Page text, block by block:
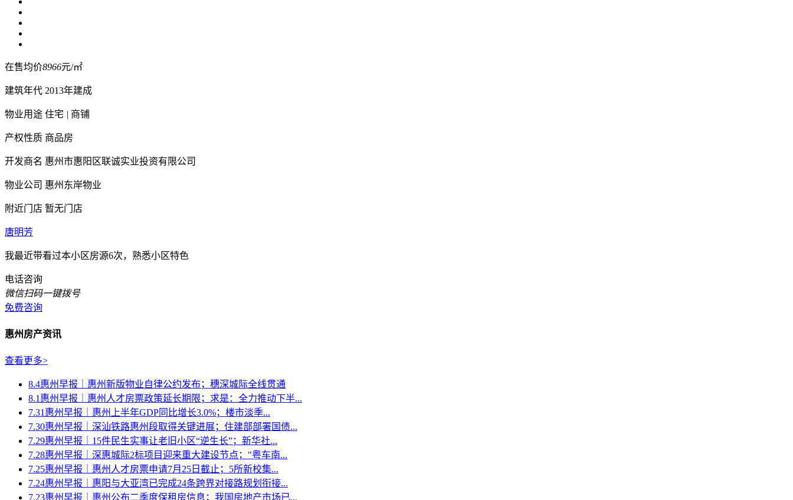
在售均价8966元/㎡
建筑年代 2013年建成
物业用途 住宅 | 商铺
产权性质 商品房
开发商名 惠州市惠阳区联诚实业投资有限公司
物业公司 惠州东岸物业
附近门店 暂无门店
唐明芳
我最近带看过本小区房源6次，熟悉小区特色
电话咨询
微信扫码一键拨号
免费咨询
惠州房产资讯
查看更多>
8.4惠州早报｜惠州新版物业自律公约发布；穗深城际全线贯通
8.1惠州早报｜惠州人才房票政策延长期限；求是：全力推动下半...
7.31惠州早报｜惠州上半年GDP同比增长3.0%；楼市淡季...
7.30惠州早报｜深汕铁路惠州段取得关键进展；住建部部署国债...
7.29惠州早报｜15件民生实事让老旧小区“逆生长”；新华社...
7.28惠州早报｜深惠城际2标项目迎来重大建设节点；"粤车南...
7.25惠州早报｜惠州人才房票申请7月25日截止；5所新校集...
7.24惠州早报｜惠阳与大亚湾已完成24条跨界对接路规划衔接...
7.23惠州早报｜惠州公布二季度保租房信息；我国房地产市场已...